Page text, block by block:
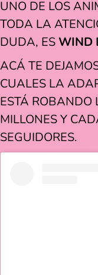
UNO DE LOS
TODA LA
DUDA, ES WIND
ACÁ TE
CUALES LA
ESTÁ ROBANDO
MILLONES Y
SEGUIDORES.